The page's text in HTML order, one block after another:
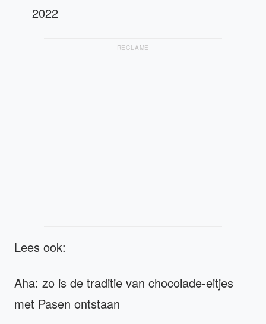
2022
RECLAME
Lees ook:
Aha: zo is de traditie van chocolade-eitjes
met Pasen ontstaan